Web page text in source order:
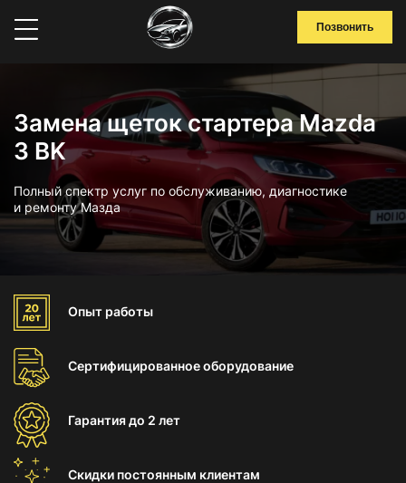
Позвонить
Замена щеток стартера Mazda
3 BK
Полный спектр услуг по обслуживанию, диагностике
и ремонту Мазда
Опыт работы
Сертифицированноеоборудование
Гарантиядо 2 лет
Скидки постоянным клиентам